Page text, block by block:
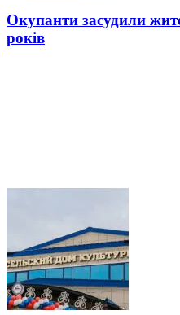
Окупанти засудили
років